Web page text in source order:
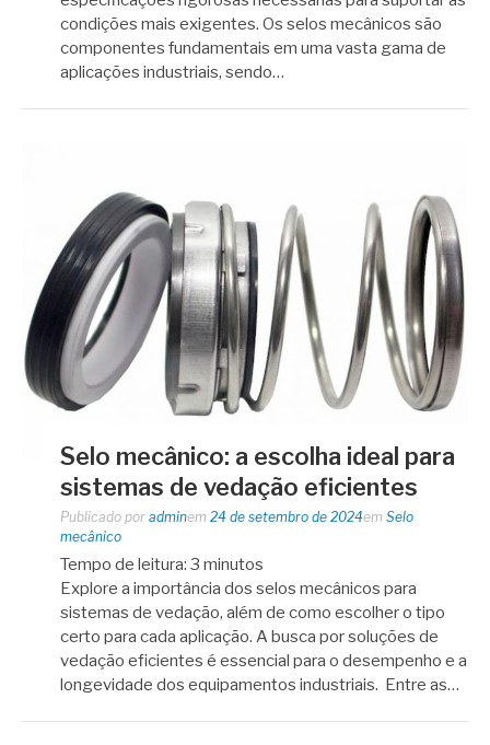
condições mais exigentes. Os selos mecânicos são
componentes fundamentais em uma vasta gama de
aplicações industriais, sendo…
Selo mecânico: a escolha ideal para
sistemas de vedação eficientes
Publicado por adminem 24 de setembro de 2024em Selo
mecânico
Tempo de leitura: 3 minutos
Explore a importância dos selos mecânicos para
sistemas de vedação, além de como escolher o tipo
certo para cada aplicação. A busca por soluções de
vedação eficientes é essencial para o desempenho e a
longevidade dos equipamentos industriais. Entre as…